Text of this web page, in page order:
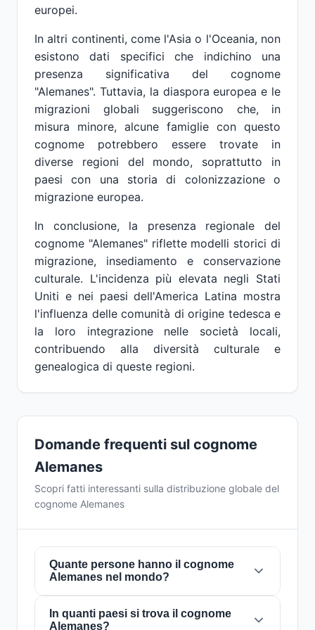
europei.
In altri continenti, come l'Asia o l'Oceania, non
esistono dati specifici che indichino una
presenza significativa del cognome
"Alemanes". Tuttavia, la diaspora europea e le
migrazioni globali suggeriscono che, in
misura minore, alcune famiglie con questo
cognome potrebbero essere trovate in
diverse regioni del mondo, soprattutto in
paesi con una storia di colonizzazione o
migrazione europea.
In conclusione, la presenza regionale del
cognome "Alemanes" riflette modelli storici di
migrazione, insediamento e conservazione
culturale. L'incidenza più elevata negli Stati
Uniti e nei paesi dell'America Latina mostra
l'influenza delle comunità di origine tedesca e
la loro integrazione nelle società locali,
contribuendo alla diversità culturale e
genealogica di queste regioni.
Domande frequenti sul cognome
Alemanes
Scopri fatti interessanti sulla distribuzione globale del
cognome Alemanes
Quante persone hanno il cognome
Alemanes nel mondo?
Attualmente ci sono circa7 personecon il
In quanti paesi si trova il cognome
Alemanes?